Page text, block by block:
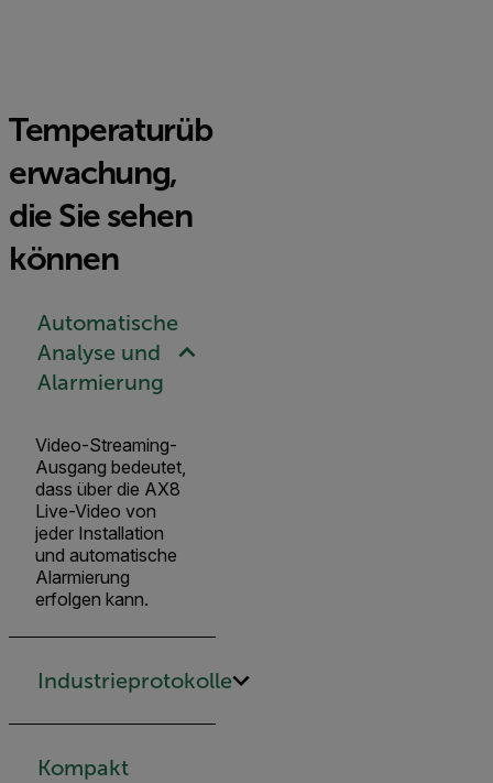
Temperaturüb
erwachung,
die Sie sehen
können
Automatische
Analyse und
Alarmierung
Video-Streaming-
Ausgang bedeutet,
dass über die AX8
Live-Video von
jeder Installation
und automatische
Alarmierung
erfolgen kann.
Industrieprotokolle
Kompakt